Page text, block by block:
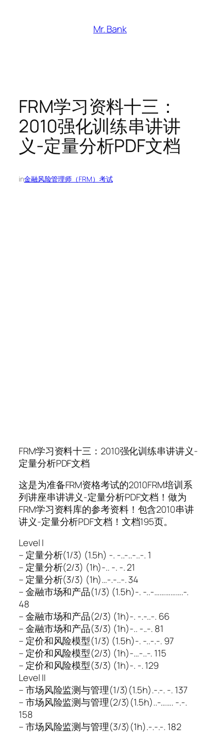
Mr. Bank
FRM学习资料十三：
2010强化训练串讲讲
义-定量分析PDF文档
in金融风险管理师（FRM）考试
FRM学习资料十三：2010强化训练串讲讲义-
定量分析PDF文档
这是为准备FRM资格考试的2010FRM培训系
列讲座串讲讲义-定量分析PDF文档！做为
FRM学习资料库的参考资料！包含2010串讲
讲义-定量分析PDF文档！文档195页。
Level I
– 定量分析(1/3) (1.5h) -. -..-..-..-. 1
– 定量分析(2/3) (1h)-.. -. -. 21
– 定量分析(3/3) (1h)…-.-..-. 34
– 金融市场和产品(1/3) (1.5h)-. -..-…………….-.
48
– 金融市场和产品(2/3) (1h)-. -.-..-. 66
– 金融市场和产品(3/3) (1h)-.. -..-. 81
– 定价和风险模型(1/3) (1.5h)-. -..-.-. 97
– 定价和风险模型(2/3) (1h)-…-..-. 115
– 定价和风险模型(3/3) (1h)-. -. 129
Level II
– 市场风险监测与管理(1/3)(1.5h).-.-. -. 137
– 市场风险监测与管理(2/3)(1.5h)..-……. -.-.
158
– 市场风险监测与管理(3/3)(1h).-.-.-. 182